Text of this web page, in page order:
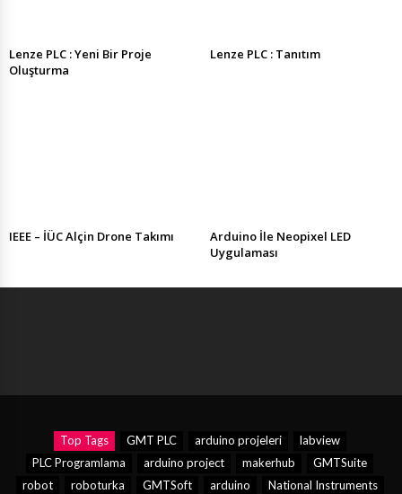
Lenze PLC : Yeni Bir Proje
Oluşturma
Lenze PLC : Tanıtım
IEEE – İÜC Alçin Drone Takımı
Arduino İle Neopixel LED
Uygulaması
Top Tags GMT PLC arduino projeleri
labview
PLC Programlama
arduino project makerhub
GMTSuite
robot
roboturka GMTSoft arduino
National Instruments